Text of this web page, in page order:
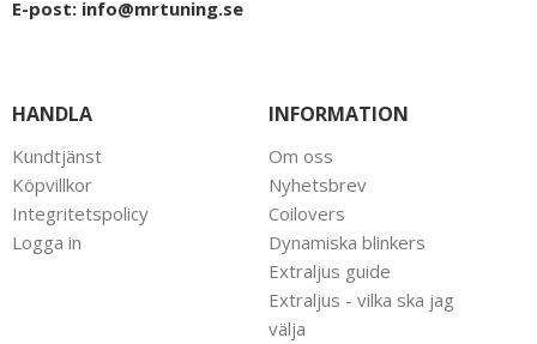
E-post: info@mrtuning.se
HANDLA
Kundtjänst
Köpvillkor
Integritetspolicy
Logga in
INFORMATION
Om oss
Nyhetsbrev
Coilovers
Dynamiska blinkers
Extraljus guide
Extraljus - vilka ska jag
välja